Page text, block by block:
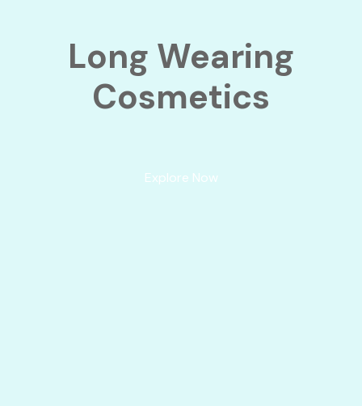
Long Wearing
Cosmetics
Explore Now